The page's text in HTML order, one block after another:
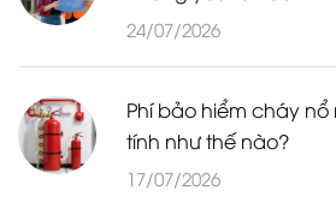
24/07/2026
Phí bảo hiểm cháy
tính như thế nào?
17/07/2026